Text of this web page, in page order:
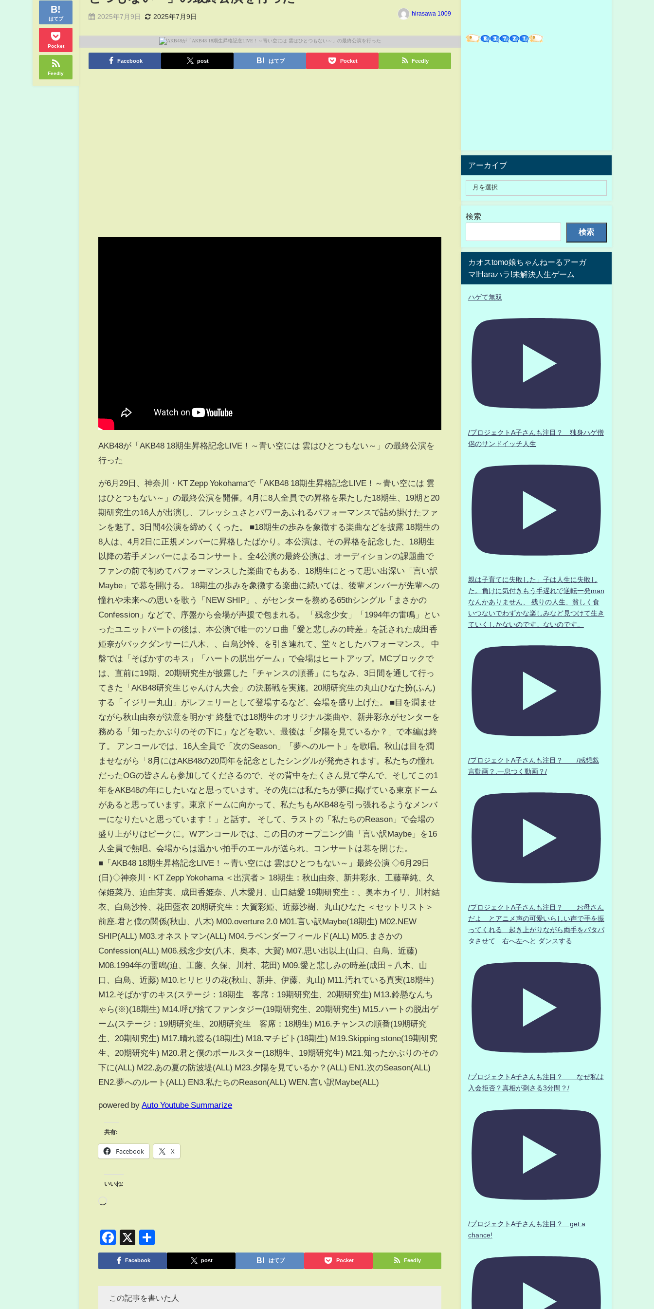
はてブ
Pocket
Feedly
2025年7月9日 2025年7月9日 hirasawa 1009
Facebook post はてブ Pocket Feedly
AKB48が「AKB48 18期生昇格記念LIVE！～青い空には 雲はひとつもない～」の最終公演を
行った
が6月29日、神奈川・KT Zepp Yokohamaで「AKB48 18期生昇格記念LIVE！～青い空には 雲
はひとつもない～」の最終公演を開催。4月に8人全員での昇格を果たした18期生、19期と20
期研究生の16人が出演し、フレッシュさとパワーあふれるパフォーマンスで詰め掛けたファ
ンを魅了。3日間4公演を締めくくった。 ■18期生の歩みを象徴する楽曲などを披露 18期生の
8人は、4月2日に正規メンバーに昇格したばかり。本公演は、その昇格を記念した、18期生
以降の若手メンバーによるコンサート。全4公演の最終公演は、オーディションの課題曲で
ファンの前で初めてパフォーマンスした楽曲でもある、18期生にとって思い出深い「言い訳
Maybe」で幕を開ける。 18期生の歩みを象徴する楽曲に続いては、後輩メンバーが先輩への
憧れや未来への思いを歌う「NEW SHIP」、がセンターを務める65thシングル「まさかの
Confession」などで、序盤から会場が声援で包まれる。 「残念少女」「1994年の雷鳴」とい
ったユニットパートの後は、本公演で唯一のソロ曲「愛と悲しみの時差」を託された成田香
姫奈がバックダンサーに八木、、白鳥沙怜、を引き連れて、堂々としたパフォーマンス。 中
盤では「そばかすのキス」「ハートの脱出ゲーム」で会場はヒートアップ。MCブロックで
は、直前に19期、20期研究生が披露した「チャンスの順番」にちなみ、3日間を通して行っ
てきた「AKB48研究生じゃんけん大会」の決勝戦を実施。20期研究生の丸山ひなた扮(ふん)
する「イジリー丸山」がレフェリーとして登場するなど、会場を盛り上げた。 ■目を潤ませ
ながら秋山由奈が決意を明かす 終盤では18期生のオリジナル楽曲や、新井彩永がセンターを
務める「知ったかぶりのその下に」などを歌い、最後は「夕陽を見ているか？」で本編は終
了。 アンコールでは、16人全員で「次のSeason」「夢へのルート」を歌唱。秋山は目を潤
ませながら「8月にはAKB48の20周年を記念としたシングルが発売されます。私たちの憧れ
だったOGの皆さんも参加してくださるので、その背中をたくさん見て学んで、そしてこの1
年をAKB48の年にしたいなと思っています。その先には私たちが夢に掲げている東京ドーム
があると思っています。東京ドームに向かって、私たちもAKB48を引っ張れるようなメンバ
ーになりたいと思っています！」と話す。 そして、ラストの「私たちのReason」で会場の
盛り上がりはピークに。Wアンコールでは、この日のオープニング曲「言い訳Maybe」を16
人全員で熱唱。会場からは温かい拍手のエールが送られ、コンサートは幕を閉じた。
■「AKB48 18期生昇格記念LIVE！～青い空には 雲はひとつもない～」最終公演 ◇6月29日
(日)◇神奈川・KT Zepp Yokohama ＜出演者＞ 18期生：秋山由奈、新井彩永、工藤華純、久
保姫菜乃、迫由芽実、成田香姫奈、八木愛月、山口結愛 19期研究生：、奥本カイリ、川村結
衣、白鳥沙怜、花田藍衣 20期研究生：大賀彩姫、近藤沙樹、丸山ひなた ＜セットリスト＞
前座.君と僕の関係(秋山、八木) M00.overture 2.0 M01.言い訳Maybe(18期生) M02.NEW
SHIP(ALL) M03.オネストマン(ALL) M04.ラベンダーフィールド(ALL) M05.まさかの
Confession(ALL) M06.残念少女(八木、奥本、大賀) M07.思い出以上(山口、白鳥、近藤)
M08.1994年の雷鳴(迫、工藤、久保、川村、花田) M09.愛と悲しみの時差(成田＋八木、山
口、白鳥、近藤) M10.ヒリヒリの花(秋山、新井、伊藤、丸山) M11.汚れている真実(18期生)
M12.そばかすのキス(ステージ：18期生 客席：19期研究生、20期研究生) M13.鈴懸なんち
ゃら(※)(18期生) M14.呼び捨てファンタジー(19期研究生、20期研究生) M15.ハートの脱出ゲ
ーム(ステージ：19期研究生、20期研究生 客席：18期生) M16.チャンスの順番(19期研究
生、20期研究生) M17.晴れ渡る(18期生) M18.マチビト(18期生) M19.Skipping stone(19期研究
生、20期研究生) M20.君と僕のポールスター(18期生、19期研究生) M21.知ったかぶりのその
下に(ALL) M22.あの夏の防波堤(ALL) M23.夕陽を見ているか？(ALL) EN1.次のSeason(ALL)
EN2.夢へのルート(ALL) EN3.私たちのReason(ALL) WEN.言い訳Maybe(ALL)
powered by Auto Youtube Summarize
共有:
Facebook X
いいね:
Facebook
X
有
Facebook post はてブ Pocket Feedly
この記事を書いた人
アーカイブ
検索
検索
カオスtomo娘ちゃんねーるアーガ
マ!Haraハラ!未解決人生ゲーム
ハゲて無双
/プロジェクトA子さんも注目？ 独身ハゲ僧
侶のサンドイッチ人生
親は子育てに失敗した」子は人生に失敗し
た。負けに気付きもう手遅れで逆転一発man
なんかありません、 残りの人生、貧しく食
いつないでわずかな楽しみなど見つけて生き
ていくしかないのです。ないのです。
/プロジェクトA子さんも注目？ /感想戯
言動画？.一息つく動画？/
/プロジェクトA子さんも注目？ お母さん
だよ とアニメ声の可愛いらしい声で手を振
ってくれる 起き上がりながら両手をパタパ
タさせて 右へ左へと ダンスする
/プロジェクトA子さんも注目？ なぜ私は
入会拒否？真相が刺さる3分間？/
/プロジェクトA子さんも注目？ get a
chance!